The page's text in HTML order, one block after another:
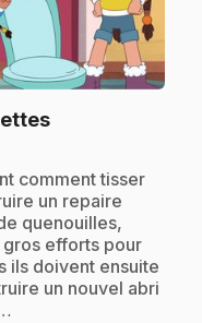
.
comment tisser
un repaire
quenouilles,
efforts pour
ils doivent ensuite
un nouvel abri